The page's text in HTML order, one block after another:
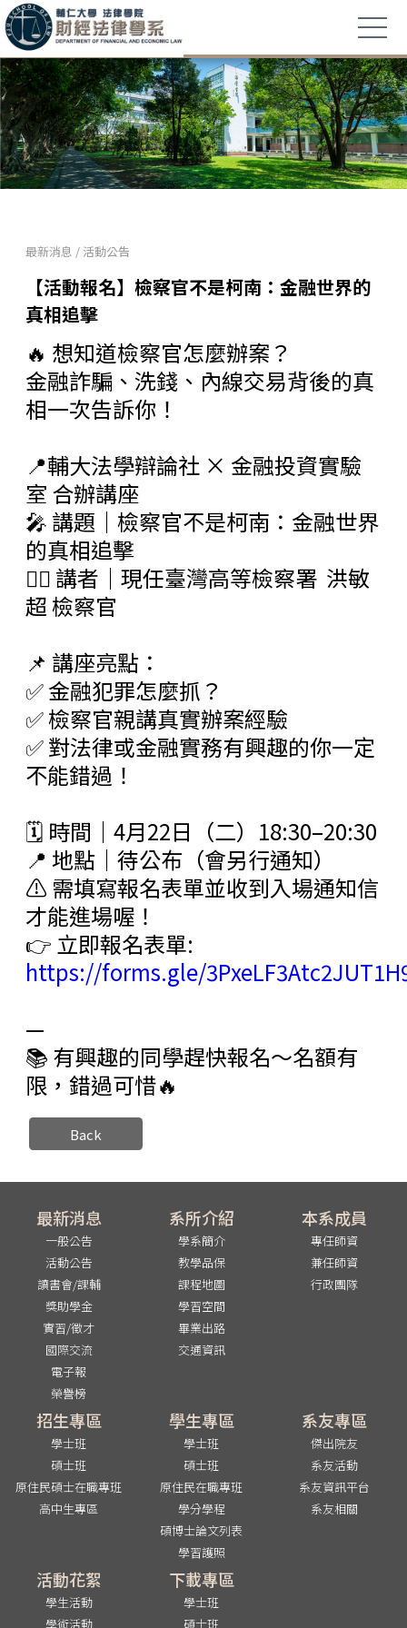
最新消息 / 活動公告
【活動報名】檢察官不是柯南：金融世界的
真相追擊
🔥 想知道檢察官怎麼辦案？
金融詐騙、洗錢、內線交易背後的真
相一次告訴你！
📍輔大法學辯論社 × 金融投資實驗
室 合辦講座
🎤 講題｜檢察官不是柯南：金融世界
的真相追擊
👨‍⚖️ 講者｜現任臺灣高等檢察署 洪敏
超 檢察官
📌 講座亮點：
✅ 金融犯罪怎麼抓？
✅ 檢察官親講真實辦案經驗
✅ 對法律或金融實務有興趣的你一定
不能錯過！
🗓️ 時間｜4月22日（二）18:30–20:30
📍 地點｜待公布（會另行通知）
⚠️ 需填寫報名表單並收到入場通知信
才能進場喔！
👉 立即報名表單:
https://forms.gle/
—
📚 有興趣的同學趕快報名～名額有
限，錯過可惜🔥
Back
最新消息
一般公告
活動公告
讀書會/課輔
獎助學金
實習/徵才
國際交流
電子報
榮譽榜
系所介紹
學系簡介
教學品保
課程地圖
學習空間
畢業出路
交通資訊
本系成員
專任師資
兼任師資
行政團隊
招生專區
學士班
碩士班
原住民碩士在職專班
高中生專區
學生專區
學士班
碩士班
原住民在職專班
學分學程
碩博士論文列表
學習護照
系友專區
傑出院友
系友活動
系友資訊平台
系友相關
活動花絮
學生活動
學術活動
下載專區
學士班
碩士班